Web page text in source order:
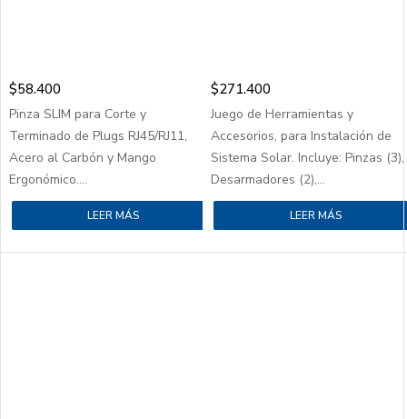
$58.400
Pinza SLIM para Corte y
Terminado de Plugs RJ45/RJ11,
Acero al Carbón y Mango
Ergonómico....
LEER MÁS
$271.400
Juego de Herramientas y
Accesorios, para Instalación de
Sistema Solar. Incluye: Pinzas (3),
Desarmadores (2),...
LEER MÁS